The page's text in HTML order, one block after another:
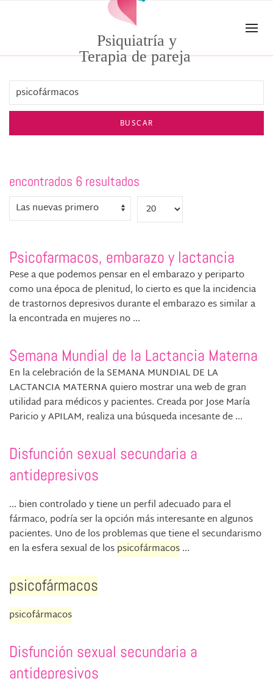
Skip to main contentPsiquiatría y
Terapia de pareja
BUSCAR
encontrados 6 resultados
Psicofarmacos, embarazo y lactancia
Pese a que podemos pensar en el embarazo y periparto
como una época de plenitud, lo cierto es que la incidencia
de trastornos depresivos durante el embarazo es similar a
la encontrada en mujeres no ...
Semana Mundial de la Lactancia Materna
En la celebración de la SEMANA MUNDIAL DE LA
LACTANCIA MATERNA quiero mostrar una web de gran
utilidad para médicos y pacientes. Creada por Jose María
Paricio y APILAM, realiza una búsqueda incesante de ...
Disfunción sexual secundaria a
antidepresivos
... bien controlado y tiene un perfil adecuado para el
fármaco, podría ser la opción más interesante en algunos
pacientes. Uno de los problemas que tiene el secundarismo
en la esfera sexual de lospsicofármacos...
psicofármacos
psicofármacos
Disfunción sexual secundaria a
antidepresivos